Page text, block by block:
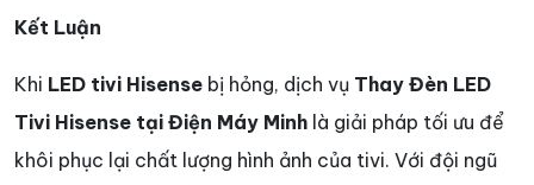
Kết Luận
Khi LED tivi Hisense bị hỏng, dịch vụ Thay Đèn LED
Tivi Hisense tại Điện Máy Minh là giải pháp tối ưu để
khôi phục lại chất lượng hình ảnh của tivi. Với đội ngũ